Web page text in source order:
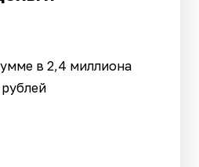
в 2,4 миллиона
рублей